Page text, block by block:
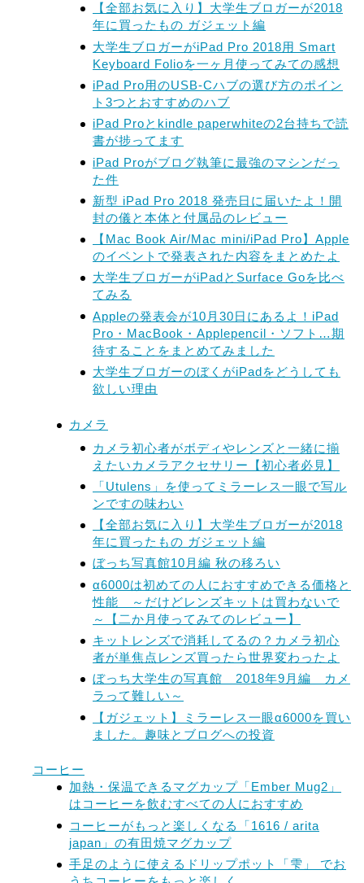
【全部お気に入り】大学生ブロガーが2018
年に買ったもの ガジェット編
大学生ブロガーがiPad Pro 2018用 Smart
Keyboard Folioを一ヶ月使ってみての感想
iPad Pro用のUSB-Cハブの選び方のポイン
ト3つとおすすめのハブ
iPad Proとkindle paperwhiteの2台持ちで読
書が捗ってます
iPad Proがブログ執筆に最強のマシンだっ
た件
新型 iPad Pro 2018 発売日に届いたよ！開
封の儀と本体と付属品のレビュー
【Mac Book Air/Mac mini/iPad Pro】Apple
のイベントで発表された内容をまとめたよ
大学生ブロガーがiPadとSurface Goを比べ
てみる
Appleの発表会が10月30日にあるよ！iPad
Pro・MacBook・Applepencil・ソフト…期
待することをまとめてみました
大学生ブロガーのぼくがiPadをどうしても
欲しい理由
カメラ
カメラ初心者がボディやレンズと一緒に揃
えたいカメラアクセサリー【初心者必見】
「Utulens」を使ってミラーレス一眼で写ル
ンですの味わい
【全部お気に入り】大学生ブロガーが2018
年に買ったもの ガジェット編
ぼっち写真館10月編 秋の移ろい
α6000は初めての人におすすめできる価格と
性能 ～だけどレンズキットは買わないで
～【二か月使ってみてのレビュー】
キットレンズで消耗してるの？カメラ初心
者が単焦点レンズ買ったら世界変わったよ
ぼっち大学生の写真館 2018年9月編 カメ
ラって難しい～
【ガジェット】ミラーレス一眼α6000を買い
ました。趣味とブログへの投資
コーヒー
加熱・保温できるマグカップ「Ember Mug2」
はコーヒーを飲むすべての人におすすめ
コーヒーがもっと楽しくなる「1616 / arita
japan」の有田焼マグカップ
手足のように使えるドリップポット「雫」 でお